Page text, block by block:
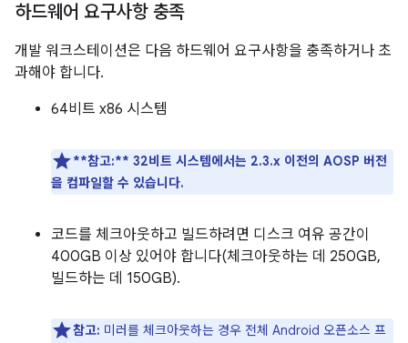
하드웨어 요구사항 충족
개발 워크스테이션은 다음 하드웨어 요구사항을 충족하거나 초
과해야 합니다.
64비트 x86 시스템
**참고:** 32비트 시스템에서는 2.3.x 이전의 AOSP 버전
을 컴파일할 수 있습니다.
코드를 체크아웃하고 빌드하려면 디스크 여유 공간이
400GB 이상 있어야 합니다(체크아웃하는 데 250GB,
빌드하는 데 150GB).
참고: 미러를 체크아웃하는 경우 전체 Android 오픈소스 프